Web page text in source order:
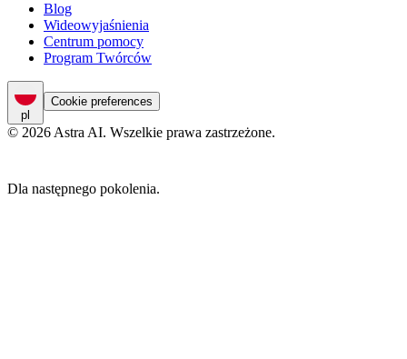
Blog
Wideowyjaśnienia
Centrum pomocy
Program Twórców
pl
Cookie preferences
© 2026 Astra AI. Wszelkie prawa zastrzeżone.
Dla następnego pokolenia.